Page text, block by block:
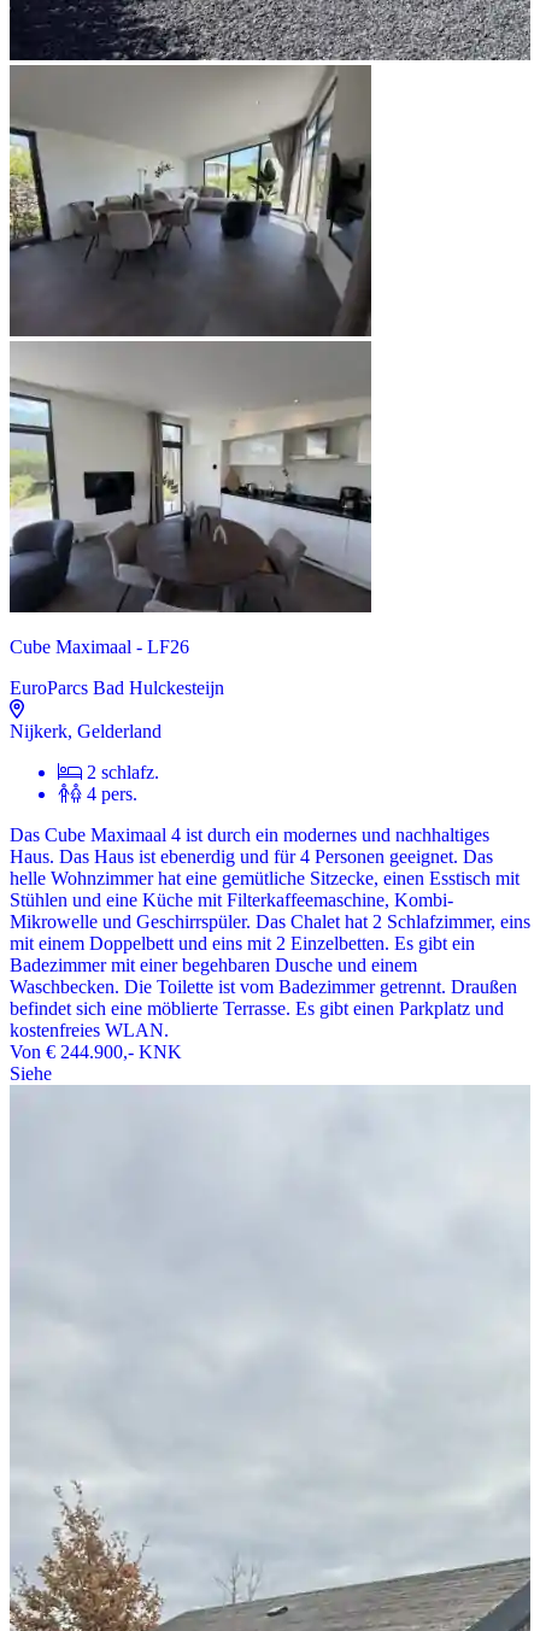
Cube Maximaal - LF26
EuroParcs Bad Hulckesteijn
Nijkerk, Gelderland
2 schlafz.
4 pers.
Das Cube Maximaal 4 ist durch ein modernes und nachhaltiges
Haus. Das Haus ist ebenerdig und für 4 Personen geeignet. Das
helle Wohnzimmer hat eine gemütliche Sitzecke, einen Esstisch mit
Stühlen und eine Küche mit Filterkaffeemaschine, Kombi-
Mikrowelle und Geschirrspüler. Das Chalet hat 2 Schlafzimmer, eins
mit einem Doppelbett und eins mit 2 Einzelbetten. Es gibt ein
Badezimmer mit einer begehbaren Dusche und einem
Waschbecken. Die Toilette ist vom Badezimmer getrennt. Draußen
befindet sich eine möblierte Terrasse. Es gibt einen Parkplatz und
kostenfreies WLAN.
Von € 244.900,- KNK
Siehe